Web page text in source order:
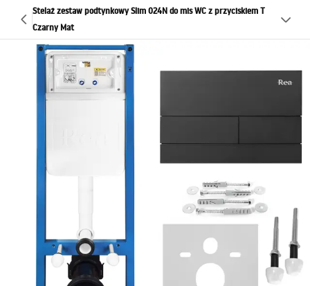
Stelaż zestaw podtynkowy Slim 024N do mis WC z przyciskiem T
Czarny Mat